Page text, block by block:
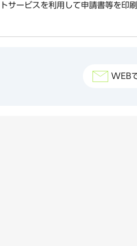
サービスを利用して申請書等を印
WEB